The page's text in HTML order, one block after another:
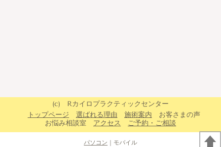
(c) Rカイロプラクティックセンター
トップページ
選ばれる理由 施術案内
お客さまの声
お悩み相談室
アクセス ご予約・ご相談
パソコン ｜モバイル